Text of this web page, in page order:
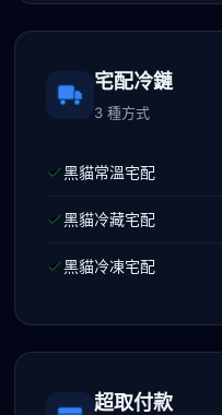
宅配冷鏈
3 種方式
黑貓常溫宅配
黑貓冷藏宅配
黑貓冷凍宅配
超取付款